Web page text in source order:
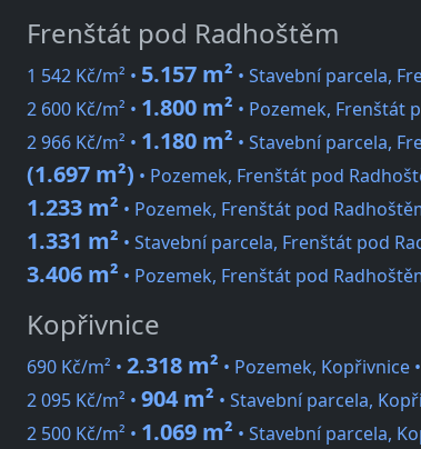
Frenštát pod Radhoštěm
1 542 Kč/m² • 5.157 m² • Stavební parcela,
2 600 Kč/m² • 1.800 m² • Pozemek, Frenštát
2 966 Kč/m² • 1.180 m² • Stavební parcela,
(1.697 m²) • Pozemek, Frenštát pod
1.233 m² • Pozemek, Frenštát pod
1.331 m² • Stavební parcela, Frenštát pod
3.406 m² • Pozemek, Frenštát pod
Kopřivnice
690 Kč/m² • 2.318 m² • Pozemek, Kopřivnice •
2 095 Kč/m² • 904 m² • Stavební parcela,
2 500 Kč/m² • 1.069 m² • Stavební parcela,